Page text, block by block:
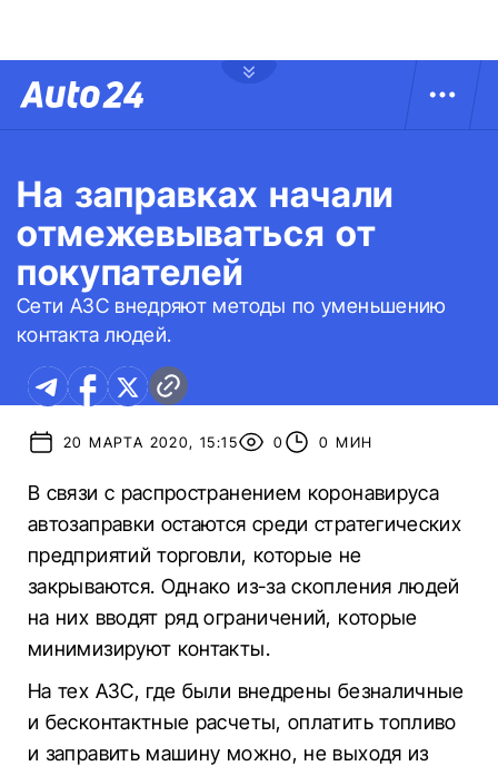
На заправках начали
отмежевываться от
покупателей
Сети АЗС внедряют методы по уменьшению
контакта людей.
20 МАРТА 2020, 15:15 0 0 МИН
В связи с распространением коронавируса
автозаправки остаются среди стратегических
предприятий торговли, которые не
закрываются. Однако из-за скопления людей
на них вводят ряд ограничений, которые
минимизируют контакты.
На тех АЗС, где были внедрены безналичные
и бесконтактные расчеты, оплатить топливо
и заправить машину можно, не выходя из